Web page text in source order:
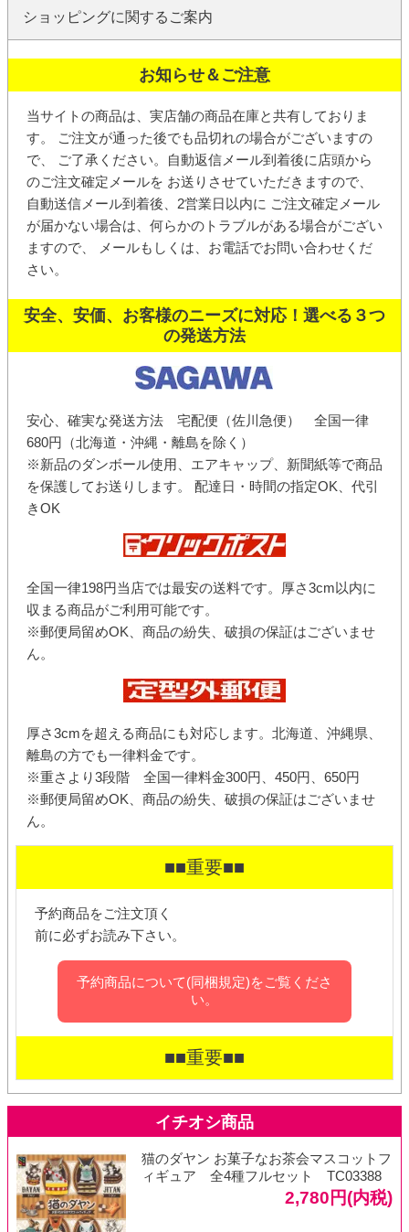
ショッピングに関するご案内
お知らせ＆ご注意
当サイトの商品は、実店舗の商品在庫と共有しておりま
す。 ご注文が通った後でも品切れの場合がございますの
で、 ご了承ください。
自動返信メール到着後に店頭から
のご注文確定メールを お送りさせていただきますので、
自動送信メール到着後、2営業日以内に ご注文確定メール
が届かない場合は、何らかのトラブルがある場合がござい
ますので、 メールもしくは、お電話でお問い合わせくだ
さい。
安全、安価、お客様のニーズに対応！選べる３つ
の発送方法
安心、確実な発送方法 宅配便（佐川急便） 全国一律
680円（北海道・沖縄・離島を除く）
※新品のダンボール使用、エアキャップ、新聞紙等で商品
を保護してお送りします。 配達日・時間の指定OK、代引
きOK
全国一律198円当店では最安の送料です。厚さ3cm以内に
収まる商品がご利用可能です。
※郵便局留めOK、商品の紛失、破損の保証はございませ
ん。
厚さ3cmを超える商品にも対応します。北海道、沖縄県、
離島の方でも一律料金です。
※重さより3段階 全国一律料金300円、450円、650円
※郵便局留めOK、商品の紛失、破損の保証はございませ
ん。
■■重要■■
予約商品をご注文頂く
前に必ずお読み下さい。
予約商品について(同梱規定)をご覧くださ
い。
■■重要■■
猫のダヤン お菓子なお茶会マスコットフ
ィギュア 全4種フルセット TC03388
2,780円(内税)